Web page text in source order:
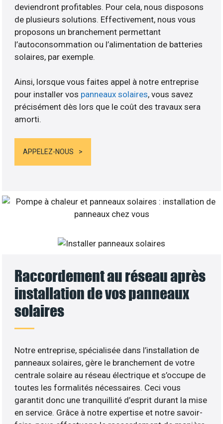
deviendront profitables. Pour cela, nous disposons
de plusieurs solutions. Effectivement, nous vous
proposons un branchement permettant
l’autoconsommation ou l’alimentation de batteries
solaires, par exemple.
Ainsi, lorsque vous faites appel à notre entreprise
pour installer vos panneaux solaires, vous savez
précisément dès lors que le coût des travaux sera
amorti.
APPELEZ-NOUS
Raccordement au réseau après
installation de vos panneaux
solaires
Notre entreprise, spécialisée dans l’installation de
panneaux solaires, gère le branchement de votre
centrale solaire au réseau électrique et s’occupe de
toutes les formalités nécessaires. Ceci vous
garantit donc une tranquillité d’esprit durant la mise
en service. Grâce à notre expertise et notre savoir-